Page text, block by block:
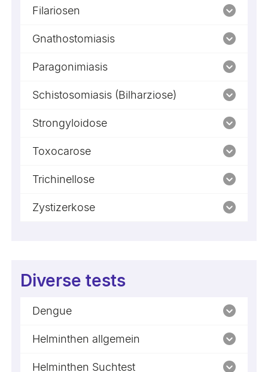
Filariosen
Gnathostomiasis
Paragonimiasis
Schistosomiasis (Bilharziose)
Strongyloidose
Toxocarose
Trichinellose
Zystizerkose
Diverse tests
Dengue
Helminthen allgemein
Helminthen Suchtest